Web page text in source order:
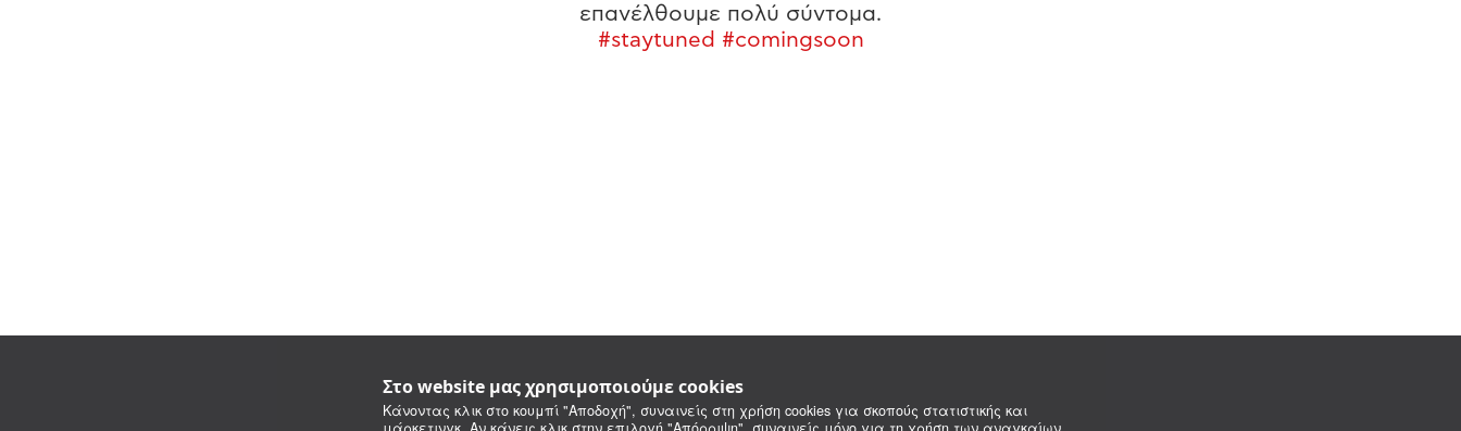
Στο website μας χρησιμοποιούμε cookies
Κάνοντας κλικ στο κουμπί "Αποδοχή", συναινείς στη χρήση cookies για σκοπούς στατιστικής και
επανέλθουμε πολύ σύντομα.
#staytuned #comingsoon